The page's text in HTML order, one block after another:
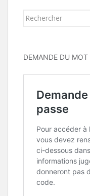
Rechercher...
DEMANDE DU MOT